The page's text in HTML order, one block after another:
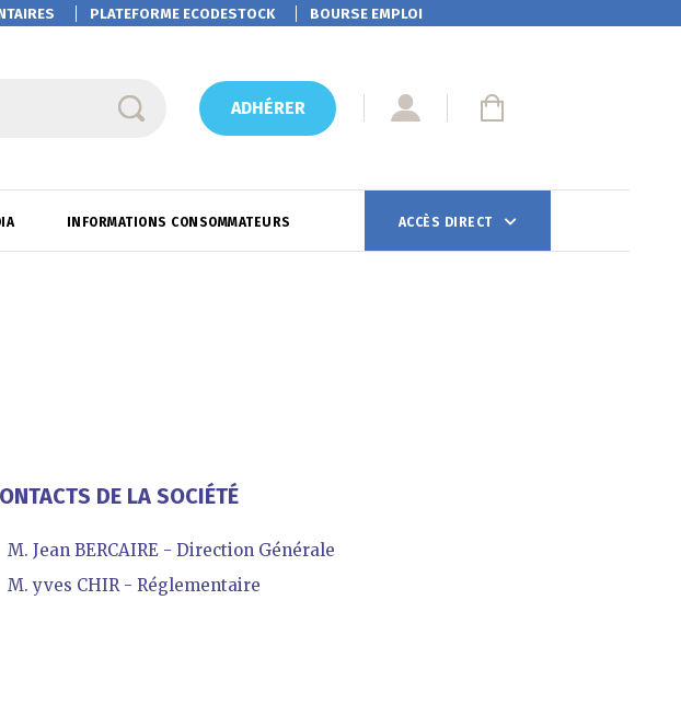
PLATEFORMEECODESTOCK BOURSE EMPLOI
ADHÉRER
INFORMATIONS CONSOMMATEURS ACCÈS DIRECT
DE LA SOCIÉTÉ
M. Jean BERCAIRE - Direction Générale
M. yves CHIR - Réglementaire